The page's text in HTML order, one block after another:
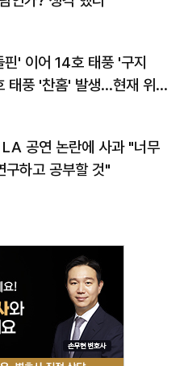
' 이어 14호 태풍 '구지
태풍 '찬홈' 발생…현재 위
공연 논란에 사과 "너무
하고 공부할 것"